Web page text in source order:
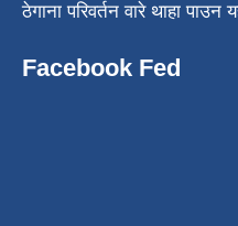
ठेगाना परिवर्तन वारे थाहा पाउन
Facebook Fed